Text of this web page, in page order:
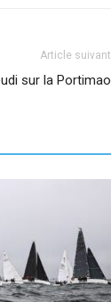
Article suivant
sur la Portimao